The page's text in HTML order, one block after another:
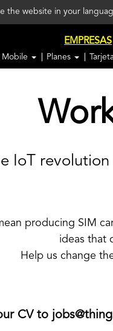
the website in your
EMPRESAS
Mobile Planes
IoT
producing SIM
ideas that
Help us change
CV to